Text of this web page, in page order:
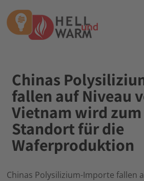
Chinas
fallen auf Niveau
Vietnam wird
Standort für die
Waferproduktion
Chinas Polysilizium-Importe fallen